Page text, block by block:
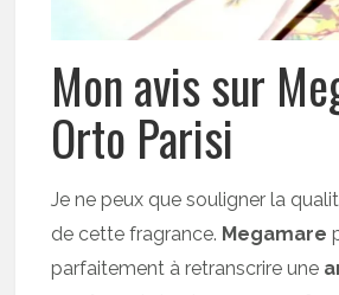
Mon avis sur
Orto Parisi
Je ne peux que souligner la
de cette fragrance. Megamare
parfaitement à retranscrire une